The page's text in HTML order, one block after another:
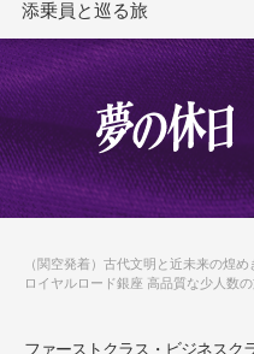
添乗員と巡る旅
TOPNEW 厳選ツアー
ツアーを探す
海外ツアー
国内ツアー
特集
スタッフブログ
デジタルパンフレット
お客様へのご案内
コンシェルジ
ュ紹介
お申し
の流
（関空発着）古代文明と近未来の煌
ロイヤルロード銀座 高品質な少人数
ファーストクラス・ビジネスク